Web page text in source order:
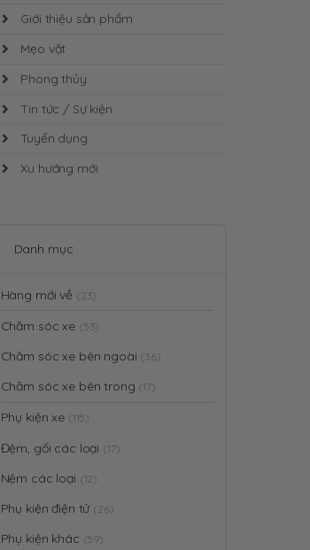
Giới thiệu sản phẩm
Mẹo vặt
Phong thủy
Tin tức / Sự kiện
Tuyển dụng
Xu hướng mới
Danh mục
Hàng mới về (23)
Chăm sóc xe (53)
Chăm sóc xe bên ngoài (36)
Chăm sóc xe bên trong (17)
Phụ kiện xe (115)
Đệm, gối các loại (17)
Nệm các loại (12)
Phụ kiện điện tử (26)
Phụ kiện khác (59)